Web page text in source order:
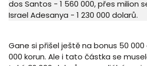
dos Santos - 1 560 000, přes milion
Israel Adesanya - 1 230 000 dolarů.
Gane si přišel ještě na bonus 50 000
000 korun. Ale i tato částka se